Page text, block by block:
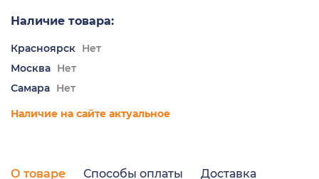
Наличие товара:
Красноярск Нет
Москва Нет
Самара Нет
Наличие на сайте актуальное
О товаре Способы оплаты Доставка